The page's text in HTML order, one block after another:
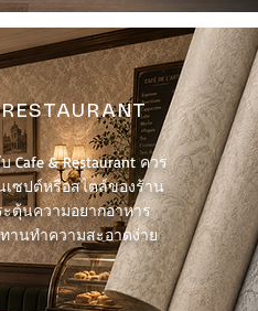
Cafe & Restaurant ควร
เซปต์หรือสไตล์ของร้าน
ตุ้นความอยากอาหาร
นทำความสะอาดง่าย